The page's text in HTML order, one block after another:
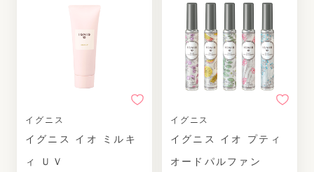
イグニス
イグニス イオ ミルキ
ィ ＵＶ
イグニス
イグニス イオ プティ
オードパルファン